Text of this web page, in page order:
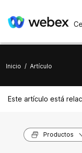
Inicio / Artículo
Este artículo está
Productos